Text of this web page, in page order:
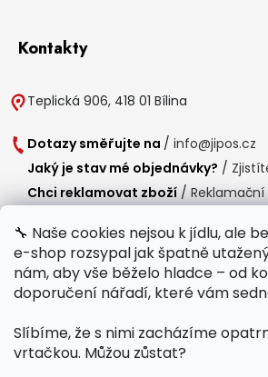
🔧 Naše cookies nejsou k jídlu, ale
e-shop rozsypal jak špatně
nám, aby vše běželo hladce – od
doporučení nářadí, které vám
Slíbíme, že s nimi zacházíme
vrtačkou. Můžou zůstat?
Kontakty
Teplická 906, 418 01 Bílina
Dotazy směřujte na / info@jipos.cz
Jaký je stav mé objednávky? /
Chci reklamovat zboží /
Provozní doba
Po-Čt /
8:00 - 15:00
Polední přestávka /11:00 - 11:30